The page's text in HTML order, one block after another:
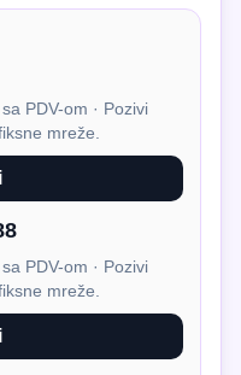
PDV-om · Pozivi
mreže.
PDV-om · Pozivi
mreže.